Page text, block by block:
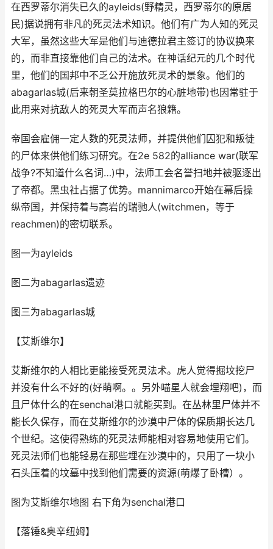
在西罗蒂尔消失已久的ayleids(野精灵，西罗蒂尔的原居
民)据说拥有非凡的死灵法术知识。他们有广为人知的死灵
大军，虽然这些大军是他们与迪德拉君主签订的协议换来
的，而非直接靠他们自己的法术。在神话纪元的几个时代
里，他们的国邦中不乏公开施放死灵术的景象。他们的
abagarlas城(后来朝圣莫拉格巴尔的心脏地带)也因常驻于
此用来对抗敌人的死灵大军而声名狼籍。
帝国会雇佣一定人数的死灵法师，并提供他们囚犯和叛徒
的尸体来供他们练习研究。在2e 582的alliance war(联军
战争?不知道什么名词…)中，法师工会名誉扫地并被驱逐出
了帝都。黑虫社占据了优势。mannimarco开始在幕后操
纵帝国，并保持着与高岩的瑞驰人(witchmen，等于
reachmen)的密切联系。
图一为ayleids
图二为abagarlas遗迹
图三为abagarlas城
【艾斯维尔】
艾斯维尔的人相比更能接受死灵法术。虎人觉得掘坟挖尸
并没有什么不好的(好萌啊。。另外喵星人就会埋翔吧)，而
且尸体什么的在senchal港口就能买到。在丛林里尸体并不
能长久保存，而在艾斯维尔的沙漠中尸体的保质期长达几
个世纪。这使得熟练的死灵法师能相对容易地使用它们。
死灵法师们也能轻易在那些埋在沙漠中的，只用了一块小
石头压着的坟墓中找到他们需要的资源(萌爆了卧槽）。
图为艾斯维尔地图 右下角为senchal港口
【落锤&奥辛纽姆】